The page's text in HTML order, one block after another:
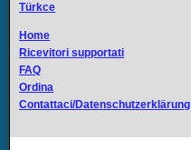
Türkce
Home
Ricevitori supportati
FAQ
Ordina
Contattaci/Datenschutzerklärung